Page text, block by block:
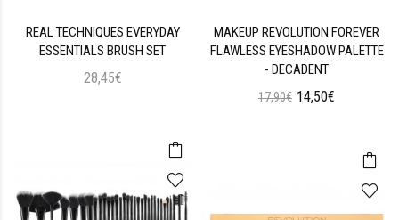
REAL TECHNIQUES EVERYDAY
ESSENTIALS BRUSH SET
28,45€
MAKEUP REVOLUTION FOREVER
FLAWLESS EYESHADOW PALETTE
- DECADENT
17,90€ 14,50€